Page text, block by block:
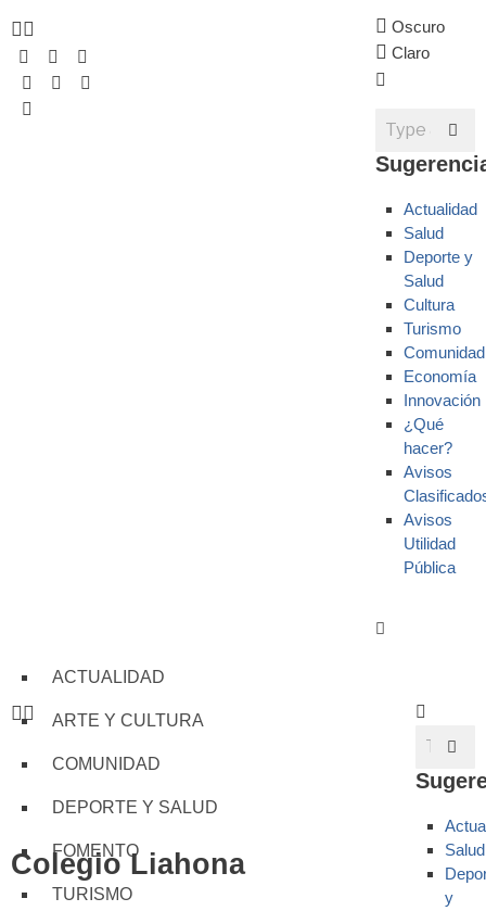
Oscuro
Claro
Actualidad
Salud
Deporte y
Salud
Cultura
Turismo
Comunidad
Economía
Innovación
¿Qué
hacer?
Avisos
Avisos
Utilidad
Pública
ACTUALIDAD
ARTE Y CULTURA
COMUNIDAD
DEPORTE Y SALUD
FOMENTO
TURISMO
Salud
y
Colegio Liahona